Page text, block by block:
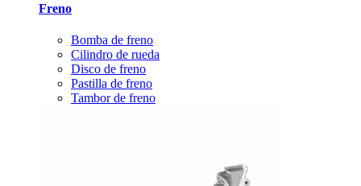
Freno
Bomba de freno
Cilindro de rueda
Disco de freno
Pastilla de freno
Tambor de freno